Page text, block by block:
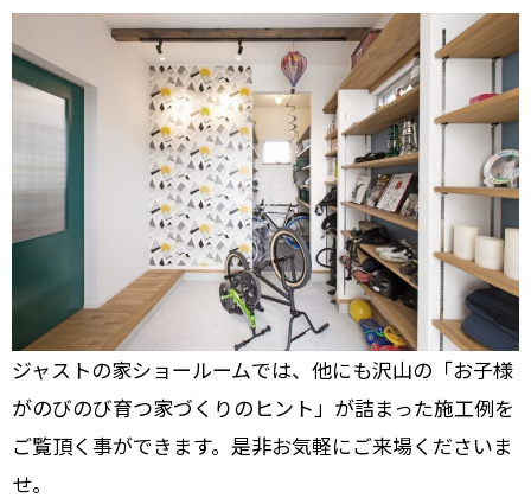
ジャストの家ショールームでは、他にも沢山の「お子様
がのびのび育つ家づくりのヒント」が詰まった施工例を
ご覧頂く事ができます。是非お気軽にご来場くださいま
せ。